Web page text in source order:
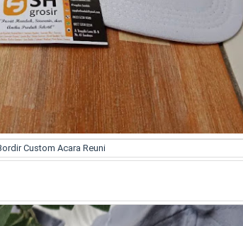
Custom Acara Reuni